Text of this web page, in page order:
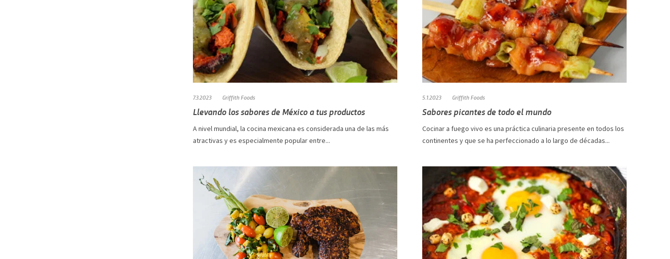
7.3.2023 Griffith Foods
Llevando los sabores de México a tus productos
A nivel mundial, la cocina mexicana es considerada una de las más
atractivas y es especialmente popular entre...
5.1.2023 Griffith Foods
Sabores picantes de todo el mundo
Cocinar a fuego vivo es una práctica culinaria presente en todos los
continentes y que se ha perfeccionado a lo largo de décadas...